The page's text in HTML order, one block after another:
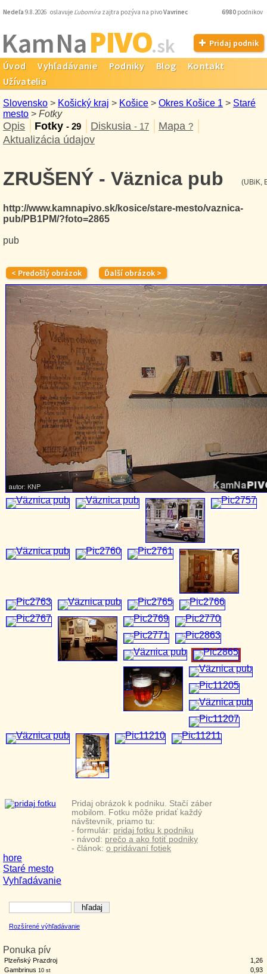
Nedeľa 9.8.2026 oslavuje Ľubomíra zajtra pozýva na pivoVavrinec 6980 podnikov
Kam NaPIVO.sk Pridaj podnik
Úvod Vyhľadávanie Podniky Blog
Kontakt
Užívatelia
Slovensko > Košický kraj > Košice > Okres Košice 1 > Staré
mesto > Fotky
Opis Fotky - 29 Diskusia - 17 Mapa ?
Aktualizácia údajov
Vyhľadávanie
Rozšírené výhľadávanie
Ponuka pív
Plzeňský Prazdroj
1,26
Gambrinus 10 st
0,93
ZRUŠENÝ - Väznica pub
http://www.kamnapivo.sk/kosice/stare-mesto/vaznica-
pub/PB1PM/?foto=2865
pub
(UBiK,
Pridaj obrázok k podniku. Stačí záber
mobilom. Fotku môže pridať každý
návštevník, priamo tu:
- formulár: pridaj fotku k podniku
- návod: prečo a ako fotiť podniky
- článok: o pridávaní fotiek
hore
Staré mesto